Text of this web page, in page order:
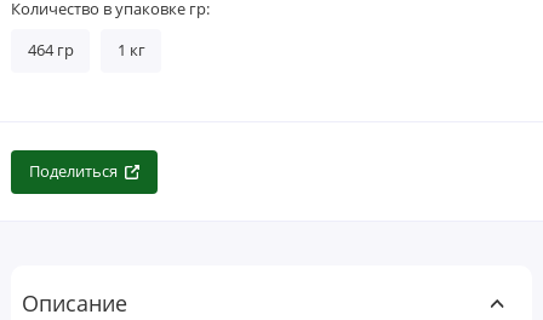
Количество в упаковке гр:
464 гр 1 кг
Поделиться
Описание